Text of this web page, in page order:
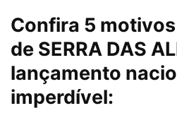
Confira 5
de SERRA DAS
lançamento
imperdível: